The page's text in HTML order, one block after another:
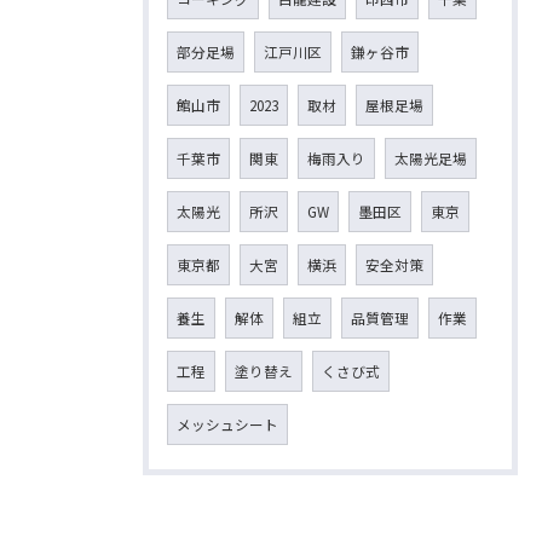
部分足場 江戸川区 鎌ヶ谷市
館山市 2023 取材 屋根足場
千葉市 関東 梅雨入り 太陽光足場
太陽光 所沢 GW 墨田区 東京
東京都 大宮 横浜 安全対策
養生 解体 組立 品質管理 作業
工程 塗り替え くさび式
メッシュシート